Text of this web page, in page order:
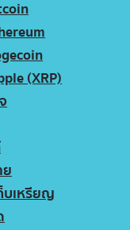
(XRP)
ย
บเหรียญ